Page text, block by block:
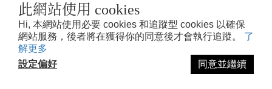
此網站使用 cookies
Hi, 本網站使用必要 cookies 和追蹤型 cookies 以確保
網站服務，後者將在獲得你的同意後才會執行追蹤。 了
解更多
設定偏好
同意並繼續
提醒您，我們不會以電話或簡訊方式通知變更付款方式。